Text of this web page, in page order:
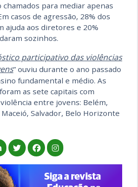
para mediar apenas
casos de agressão, 28% dos
ajuda aos diretores e 20%
sozinhos.
participativo das violências
” ouviu durante o ano passado
fundamental e médio. As
as sete capitais com
entre jovens: Belém,
Salvador, Belo Horizonte